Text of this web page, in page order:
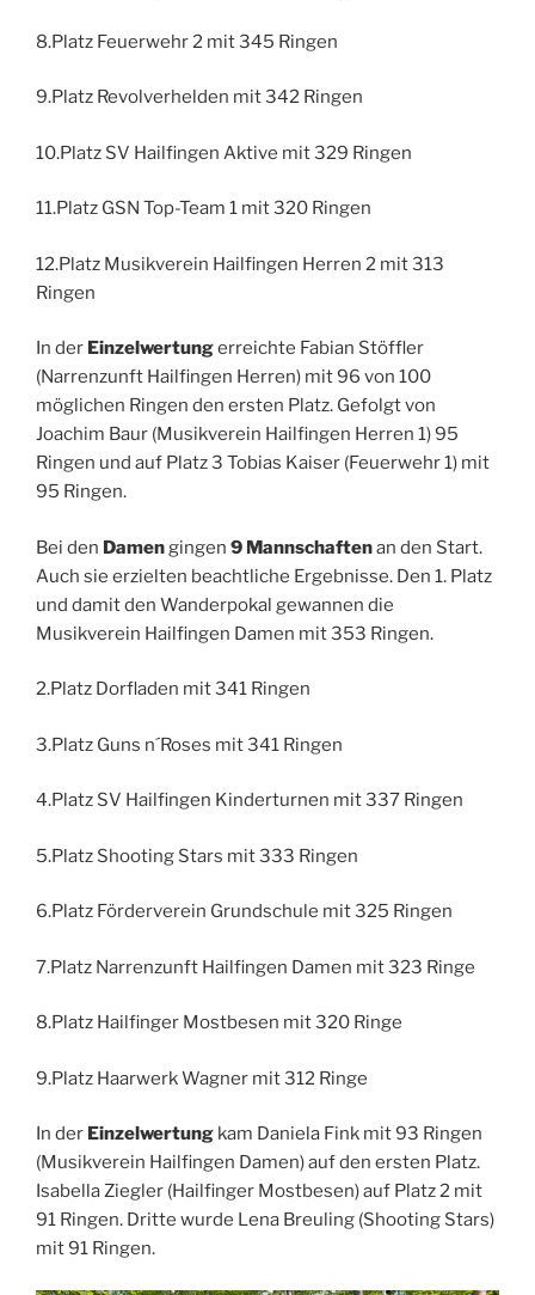
8.Platz Feuerwehr 2 mit 345 Ringen
9.Platz Revolverhelden mit 342 Ringen
10.Platz SV Hailfingen Aktive mit 329 Ringen
11.Platz GSN Top-Team 1 mit 320 Ringen
12.Platz Musikverein Hailfingen Herren 2 mit 313
Ringen
In der Einzelwertungerreichte Fabian Stöffler
(Narrenzunft Hailfingen Herren) mit 96 von 100
möglichen Ringen den ersten Platz. Gefolgt von
Joachim Baur (Musikverein Hailfingen Herren 1) 95
Ringen und auf Platz 3 Tobias Kaiser (Feuerwehr 1) mit
95 Ringen.
Bei den Damen gingen 9 Mannschaftenan den Start.
Auch sie erzielten beachtliche Ergebnisse. Den 1. Platz
und damit den Wanderpokal gewannen die
Musikverein Hailfingen Damen mit 353 Ringen.
2.Platz Dorfladen mit 341 Ringen
3.Platz Guns n´Roses mit 341 Ringen
4.Platz SV Hailfingen Kinderturnen mit 337 Ringen
5.Platz Shooting Stars mit 333 Ringen
6.Platz Förderverein Grundschule mit 325 Ringen
7.Platz Narrenzunft Hailfingen Damen mit 323 Ringe
8.Platz Hailfinger Mostbesen mit 320 Ringe
9.Platz Haarwerk Wagner mit 312 Ringe
In der Einzelwertung kam Daniela Fink mit 93 Ringen
(Musikverein Hailfingen Damen) auf den ersten Platz.
Isabella Ziegler (Hailfinger Mostbesen) auf Platz 2 mit
91 Ringen. Dritte wurde Lena Breuling (Shooting Stars)
mit 91 Ringen.